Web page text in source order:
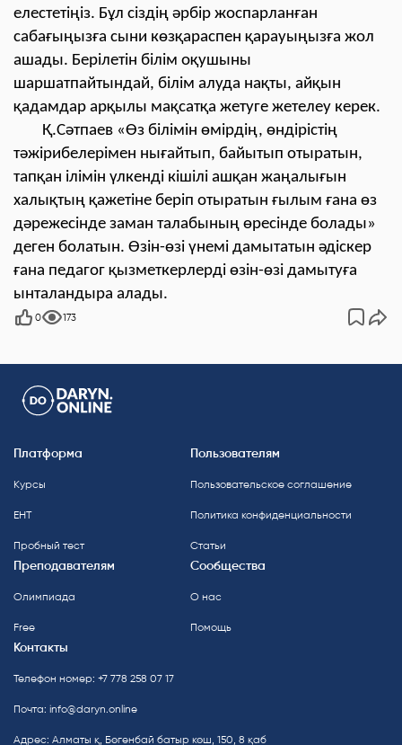
елестетіңіз. Бұл сіздің әрбір жоспарланған
сабағыңызға сыни көзқараспен қарауыңызға жол
ашады. Берілетін білім оқушыны
шаршатпайтындай, білім алуда нақты, айқын
қадамдар арқылы мақсатқа жетуге жетелеу керек.
Қ.Сәтпаев «Өз білімін өмірдің, өндірістің
тәжірибелерімен нығайтып, байытып отыратын,
тапқан ілімін үлкенді кішілі ашқан жаңалығын
халықтың қажетіне беріп отыратын ғылым ғана өз
дәрежесінде заман талабының өресінде болады»
деген болатын. Өзін-өзі үнемі дамытатын әдіскер
ғана педагог қызметкерлерді өзін-өзі дамытуға
ынталандыра алады.
0 173
Платформа
Курсы
ЕНТ
Пробный тест
Пользователям
Пользовательское соглашение
Политика конфиденциальности
Статьи
Преподавателям
Олимпиада
Free
Сообщества
О нас
Помощь
Контакты
Телефон номер: +7 778 258 07 17
Почта: info@daryn.online
Адрес: Алматы қ, Бөгенбай батыр көш, 150, 8 қаб